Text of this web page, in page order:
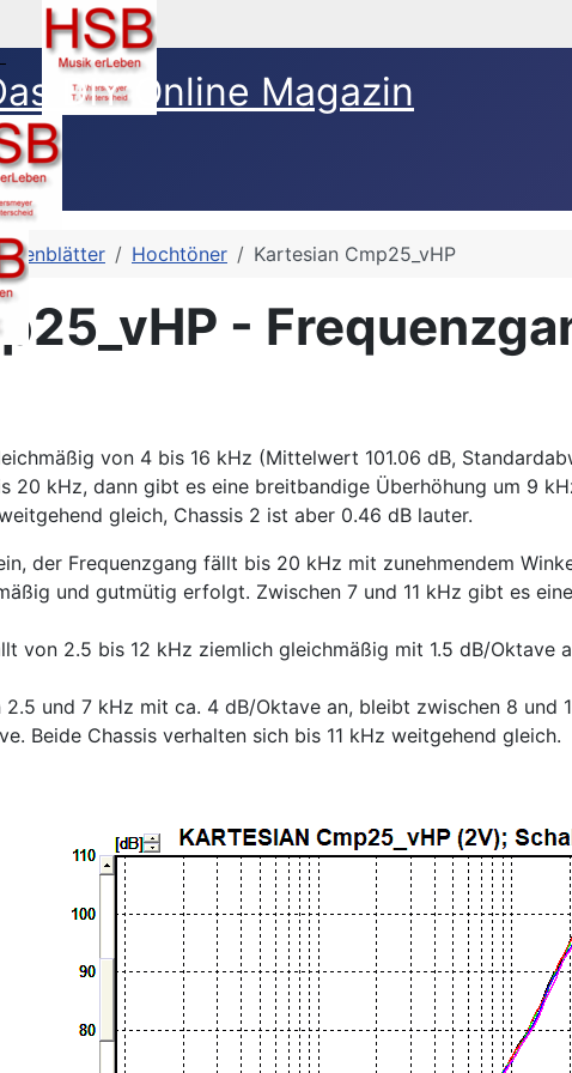
DIY Online Magazin
Hochtöner Kartesian Cmp25_vHP
-
von 4 bis 16 kHz (Mittelwert 101.06 dB,
20 kHz, dann gibt es eine breitbandige Überhöhung um 9
gleich, Chassis 2 ist aber 0.46 dB lauter.
der Frequenzgang fällt bis 20 kHz mit zunehmendem
und gutmütig erfolgt. Zwischen 7 und 11 kHz gibt es
von 2.5 bis 12 kHz ziemlich gleichmäßig mit 1.5 dB/Oktave
und 7 kHz mit ca. 4 dB/Oktave an, bleibt zwischen 8 und
Beide Chassis verhalten sich bis 11 kHz weitgehend gleich.